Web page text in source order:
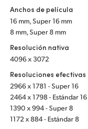
Poland
Portugal
Singapore
Sweden
Anchos de película
16 mm, Super 16 mm
8 mm, Super 8 mm
Resolución nativa
4096 x 3072
Resoluciones efectivas
2966 x 1781 - Super 16
2464 x 1798 - Estándar 16
1390 x 994 - Super 8
1172 x 884 - Estándar 8